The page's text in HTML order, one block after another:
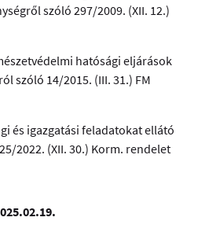
szóló 297/2009. (XII. 12.)
hatósági eljárások
szóló 14/2015. (III. 31.) FM
és igazgatási feladatokat ellátó
2022. (XII. 30.) Korm. rendelet